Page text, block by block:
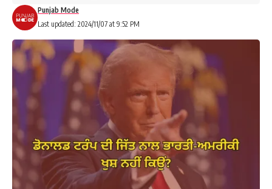
Last updated: 2024/11/07 at 9:52 PM
Punjab Mode